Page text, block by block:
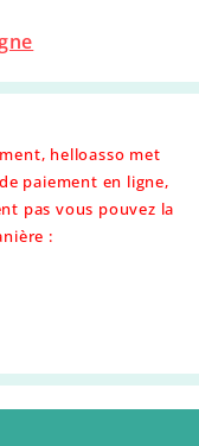
helloasso met
paiement en ligne,
pas vous pouvez la
: